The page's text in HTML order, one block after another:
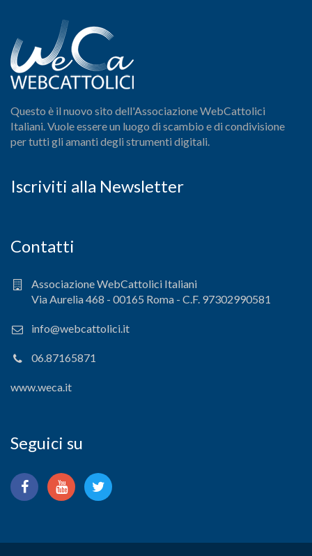
Questo è il nuovo sito dell'Associazione WebCattolici
Italiani. Vuole essere un luogo di scambio e di condivisione
per tutti gli amanti degli strumenti digitali.
Iscriviti alla Newsletter
Contatti
Associazione WebCattolici Italiani
Via Aurelia 468 - 00165 Roma - C.F. 97302990581
info@webcattolici.it
06.87165871
www.weca.it
Seguici su